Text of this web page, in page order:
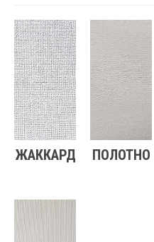
ЖАККАРД ПОЛОТНО